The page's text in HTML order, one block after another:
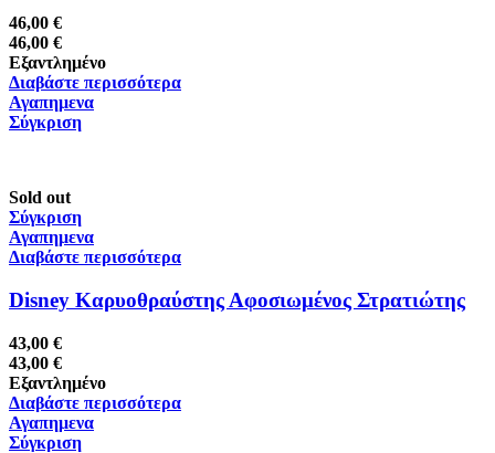
46,00 €
46,00 €
Εξαντλημένο
Διαβάστε περισσότερα
Αγαπημενα
Σύγκριση
Sold out
Σύγκριση
Αγαπημενα
Διαβάστε περισσότερα
Disney Καρυοθραύστης Αφοσιωμένος Στρατιώτης
43,00 €
43,00 €
Εξαντλημένο
Διαβάστε περισσότερα
Αγαπημενα
Σύγκριση